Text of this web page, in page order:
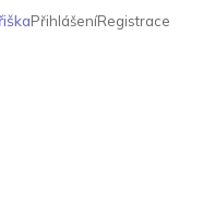
PřihlášeníRegistrace